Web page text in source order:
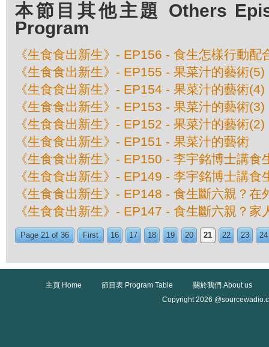
本節目其他主題 Others
Program
《生食食出新生》- EP156 - 食生怎樣行動配
《生食食出新生》- EP155 - 果菜汁的藝術
《生食食出新生》- EP154 - 果菜汁的藝術
《生食食出新生》- EP153 - 果菜汁的藝術
《生食食出新生》- EP152 - 果菜汁的藝術
《生食食出新生》- EP151 - 果菜汁的藝術
《生食食出新生》- EP150 - 李宇銘博士講食
《生食食出新生》- EP149 - 李宇銘博士講食
《生食食出新生》- EP148 - 食生斷六親？在
《生食食出新生》- EP147 - 食生斷六親？家
Page 21 of 36 First 16 17 18 19 20 21 22 23 24
主頁 Home 節目表 Program Table
關於我們 About us
Copyright 2026